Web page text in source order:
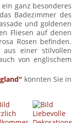
ganz besonderes
Badezimmer des
und goldenen
Fliesen auf denen
Rosen befinden.
einer stilvollen
von englischem
könnten Sie in